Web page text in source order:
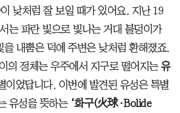
낮처럼 잘 보일 때가 있어요. 지난 19
는 파란 빛으로 빛나는 거대 불덩이가
내뿜은 덕에 주변은 낮처럼 환해졌죠.
의 정체는 우주에서 지구로 떨어지는 유
이었답니다. 이번에 발견된 유성은 특별
유성을 뜻하는 ‘화구(火球·Bolide